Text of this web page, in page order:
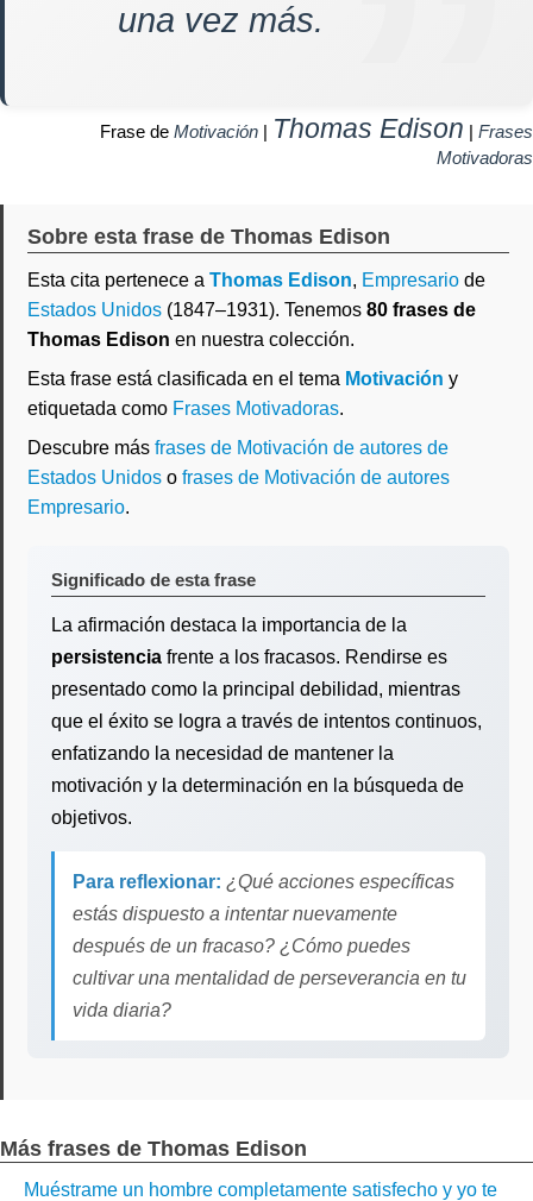
una vez más.
Frase de Motivación | Thomas Edison | Frases
Motivadoras
Sobre esta frase de Thomas Edison
Esta cita pertenece a Thomas Edison, Empresario de
Estados Unidos (1847–1931). Tenemos 80 frases de
Thomas Edison en nuestra colección.
Esta frase está clasificada en el tema Motivación y
etiquetada como Frases Motivadoras.
Descubre más frases de Motivación de autores de
Estados Unidos o frases de Motivación de autores
Empresario.
Significado de esta frase
La afirmación destaca la importancia de la
persistencia frente a los fracasos. Rendirse es
presentado como la principal debilidad, mientras
que el éxito se logra a través de intentos continuos,
enfatizando la necesidad de mantener la
motivación y la determinación en la búsqueda de
objetivos.
Para reflexionar: ¿Qué acciones específicas
estás dispuesto a intentar nuevamente
después de un fracaso? ¿Cómo puedes
cultivar una mentalidad de perseverancia en tu
vida diaria?
Más frases de Thomas Edison
Muéstrame un hombre completamente satisfecho y yo te